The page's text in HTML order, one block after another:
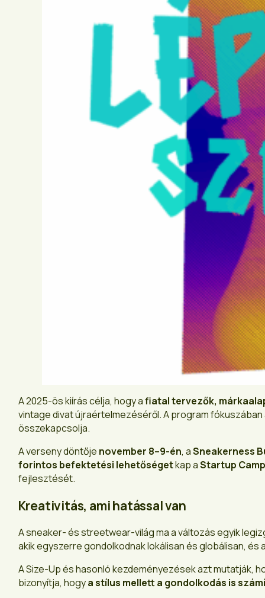
A 2025-ös kiírás célja, hogy afiatal tervezők,
vintage divat újraértelmezéséről. A program
összekapcsolja.
A verseny döntője november 8–9-én, aSneakerness
forintos befektetési lehetőségetkap aStartup
fejlesztését.
Kreativitás, ami hatással van
A sneaker- és streetwear-világ ma a változás egyik
akik egyszerre gondolkodnak lokálisan és globálisan,
A Size-Up és hasonló kezdeményezések azt mutatják,
bizonyítja, hogya stílus mellett a gondolkodás is